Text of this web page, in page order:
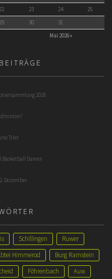
Mai 2026 »
22 23 24
25
29 30 31
2026
Trier
Basketball Damen
Dezember
Schillingen
Ruwer
Himmerod
Burg Ramstein
Föhrenbach Auw